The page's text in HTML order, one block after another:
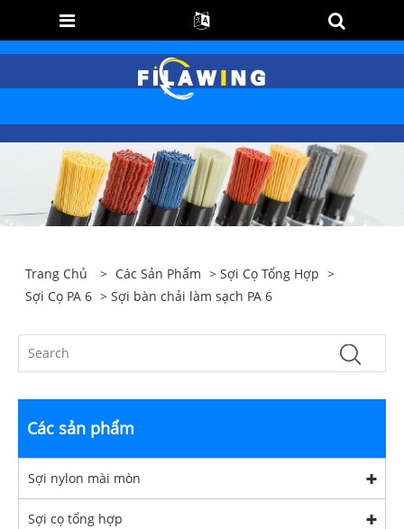
Trang Chủ > Các Sản Phẩm >Sợi Cọ Tổng Hợp >
Sợi Cọ PA 6 > Sợi bàn chải làm sạch PA 6
Các sản phẩm
Sợi nylon mài mòn
Sợi cọ tổng hợp